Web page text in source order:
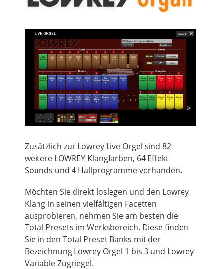
Zusätzlich zur Lowrey Live Orgel sind 82
weitere LOWREY Klangfarben, 64 Effekt
Sounds und 4 Hallprogramme vorhanden.
Möchten Sie direkt loslegen und den Lowrey
Klang in seinen vielfältigen Facetten
ausprobieren, nehmen Sie am besten die
Total Presets im Werksbereich. Diese finden
Sie in den Total Preset Banks mit der
Bezeichnung Lowrey Orgel 1 bis 3 und Lowrey
Variable Zugriegel.